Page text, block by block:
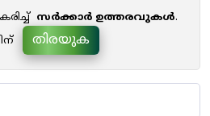
സർക്കാർ ഉത്തരവുകൾ.
തിരയുക